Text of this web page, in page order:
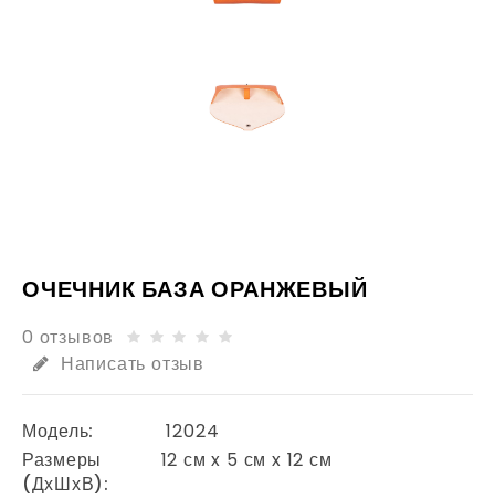
ОЧЕЧНИК БАЗА ОРАНЖЕВЫЙ
0 отзывов
Написать отзыв
Модель:
12024
Размеры
(ДхШхВ):
12 см x 5 см x 12 см